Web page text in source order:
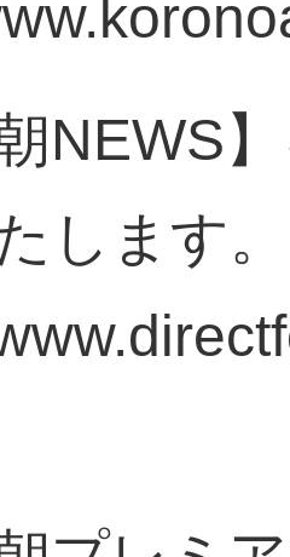
朝NEWS
します。